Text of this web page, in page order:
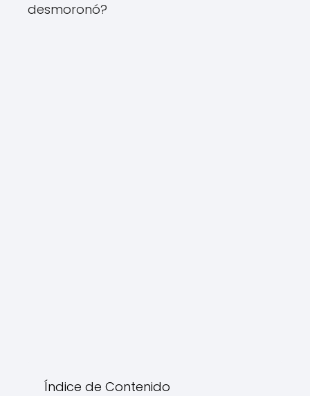
desmoronó?
Índice de Contenido